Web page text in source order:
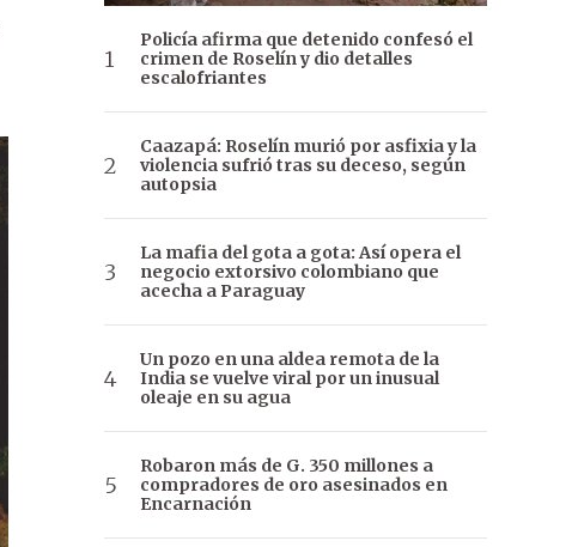
Policía afirma que detenido confesó el
crimen de Roselín y dio detalles
escalofriantes
Caazapá: Roselín murió por asfixia y la
violencia sufrió tras su deceso, según
autopsia
La mafia del gota a gota: Así opera el
negocio extorsivo colombiano que
acecha a Paraguay
Un pozo en una aldea remota de la
India se vuelve viral por un inusual
oleaje en su agua
Robaron más de G. 350 millones a
compradores de oro asesinados en
Encarnación